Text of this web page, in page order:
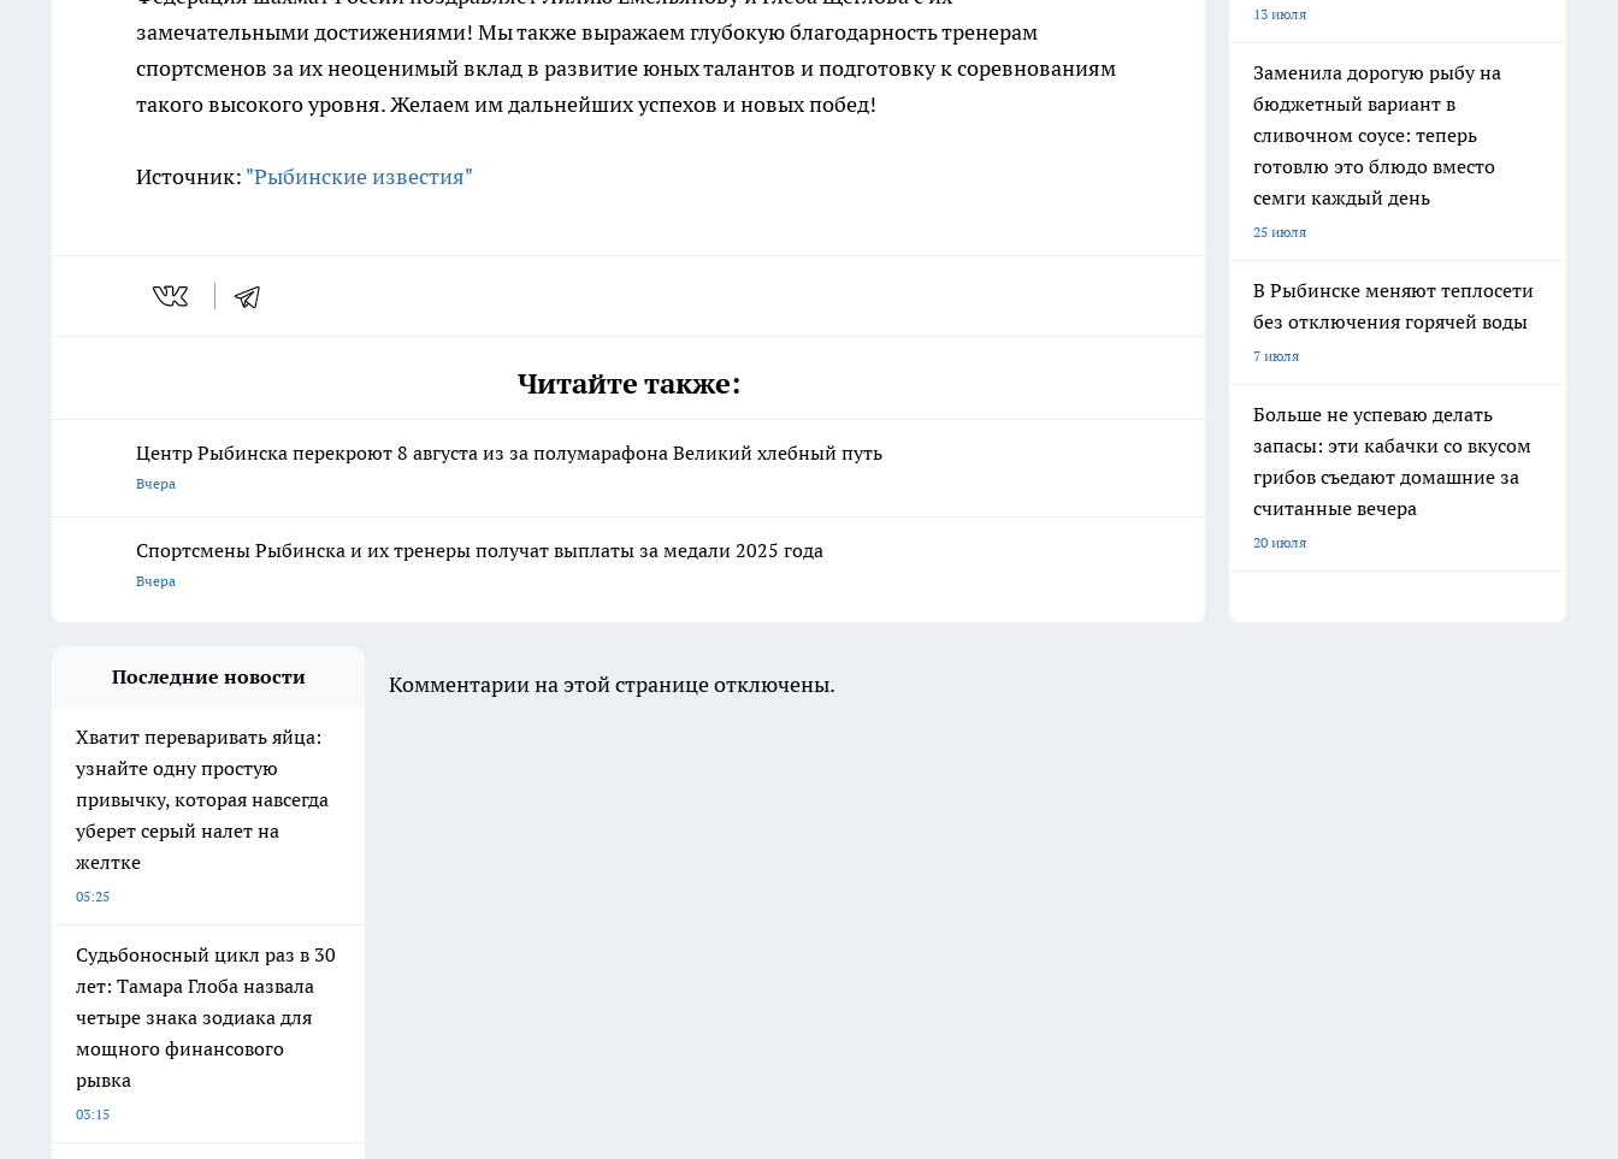
замечательными достижениями! Мы также выражаем глубокую благодарность тренерам
спортсменов за их неоценимый вклад в развитие юных талантов и подготовку к соревнованиям
такого высокого уровня. Желаем им дальнейших успехов и новых побед!
Источник: "Рыбинские известия"
Читайте также:
Центр Рыбинска перекроют 8 августа из за полумарафона Великий хлебный путь
Вчера
Спортсмены Рыбинска и их тренеры получат выплаты за медали 2025 года
Вчера
13 июля
Заменила дорогую рыбу на
бюджетный вариант в
сливочном соусе: теперь
готовлю это блюдо вместо
семги каждый день
25 июля
В Рыбинске меняют теплосети
без отключения горячей воды
7 июля
Больше не успеваю делать
запасы: эти кабачки со вкусом
грибов съедают домашние за
считанные вечера
20 июля
Последние новости
Хватит переваривать яйца:
узнайте одну простую
привычку, которая навсегда
уберет серый налет на
желтке
05:25
Судьбоносный цикл раз в 30
лет: Тамара Глоба назвала
четыре знака зодиака для
мощного финансового
рывка
03:15
Комментарии на этой странице отключены.